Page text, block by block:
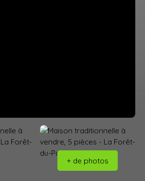
+ de photos